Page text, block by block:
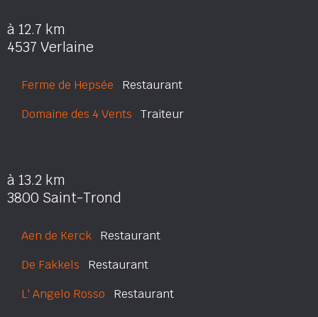
à 12.7 km
4537 Verlaine
Ferme de Hepsée Restaurant
Domaine des 4 Vents Traiteur
à 13.2 km
3800 Saint-Trond
Aen de Kerck Restaurant
De Fakkels Restaurant
L' Angelo Rosso Restaurant